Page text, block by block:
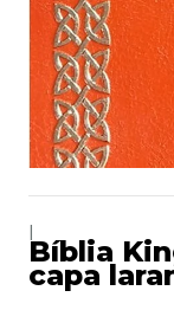
Bíblia
capa